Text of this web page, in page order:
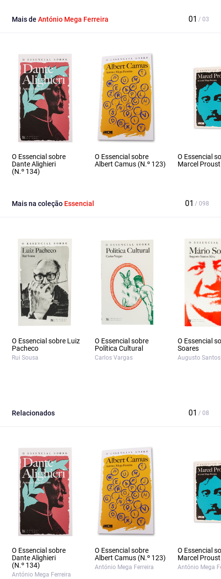
Mais de António Mega Ferreira
O Essencial sobre
Dante Alighieri
(N.º 134)
O Essencial sobre
Albert Camus (N.º 123)
O Essencial
Marcel
Mais na coleção Essencial
O Essencial sobre Luiz
Pacheco
Rui Sousa
O Essencial sobre
Política Cultural
Carlos Vargas
O Essencial
Soares
Augusto
Relacionados
O Essencial sobre
Dante Alighieri
(N.º 134)
António Mega Ferreira
O Essencial sobre
Albert Camus (N.º 123)
António Mega Ferreira
O Essencial
Marcel
António Mega